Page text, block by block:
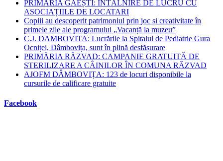
PRIMĂRIA GĂEȘTI: ÎNTÂLNIRE DE LUCRU CU
ASOCIAȚIILE DE LOCATARI
Copiii au descoperit patrimoniul prin joc și creativitate în
primele zile ale programului „Vacanță la muzeu”
C.J. DAMBOVITA: Lucrările la Spitalul de Pediatrie Gura
Ocniței, Dâmbovița, sunt în plină desfășurare
PRIMĂRIA RĂZVAD: CAMPANIE GRATUITĂ DE
STERILIZARE A CÂINILOR ÎN COMUNA RĂZVAD
AJOFM DÂMBOVIȚA: 123 de locuri disponibile la
cursurile de calificare gratuite
Facebook